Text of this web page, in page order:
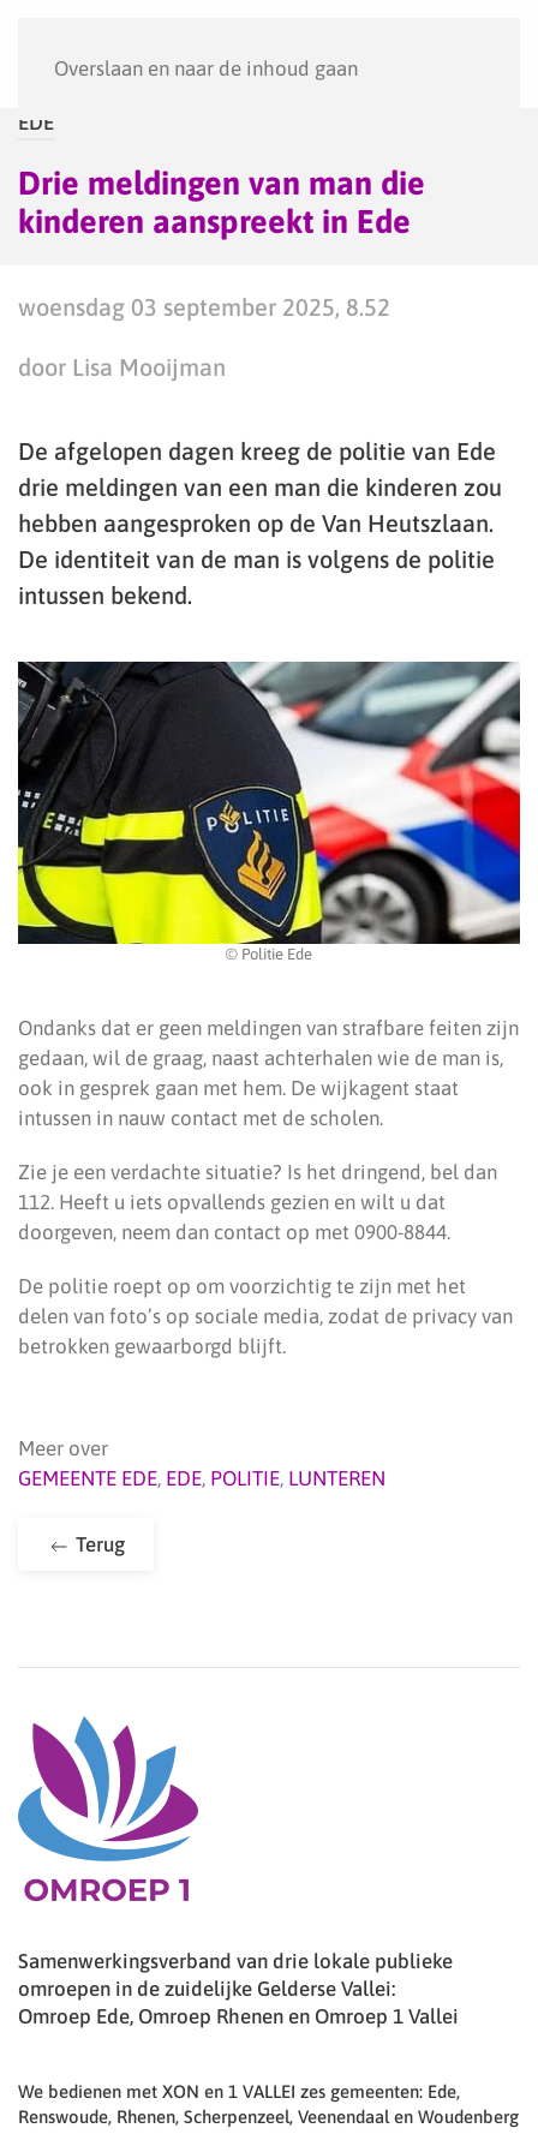
Overslaan en naar de inhoud gaan
EDE
Drie meldingen van man die
kinderen aanspreekt in Ede
woensdag 03 september 2025, 8.52
door Lisa Mooijman
De afgelopen dagen kreeg de politie van Ede
drie meldingen van een man die kinderen zou
hebben aangesproken op de Van Heutszlaan.
De identiteit van de man is volgens de politie
intussen bekend.
© Politie Ede
Ondanks dat er geen meldingen van strafbare feiten zijn
gedaan, wil de graag, naast achterhalen wie de man is,
ook in gesprek gaan met hem. De wijkagent staat
intussen in nauw contact met de scholen.
Zie je een verdachte situatie? Is het dringend, bel dan
112. Heeft u iets opvallends gezien en wilt u dat
doorgeven, neem dan contact op met 0900-8844.
De politie roept op om voorzichtig te zijn met het
delen van foto’s op sociale media, zodat de privacy van
betrokken gewaarborgd blijft.
Meer over
GEMEENTE EDE, EDE, POLITIE, LUNTEREN
Terug
Samenwerkingsverband van drie lokale publieke
omroepen in de zuidelijke Gelderse Vallei:
Omroep Ede, Omroep Rhenen en Omroep 1 Vallei
We bedienen met XON en 1 VALLEI zes gemeenten: Ede,
Renswoude, Rhenen, Scherpenzeel, Veenendaal en Woudenberg